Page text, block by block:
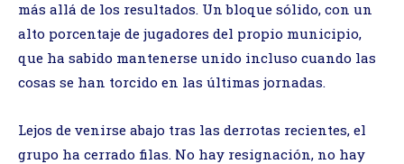
más allá de los resultados. Un bloque sólido, con un
alto porcentaje de jugadores del propio municipio,
que ha sabido mantenerse unido incluso cuando las
cosas se han torcido en las últimas jornadas.
Lejos de venirse abajo tras las derrotas recientes, el
grupo ha cerrado filas. No hay resignación, no hay